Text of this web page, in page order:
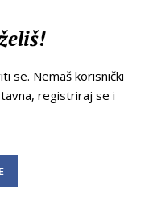
se. Nemaš korisnički
registriraj se i